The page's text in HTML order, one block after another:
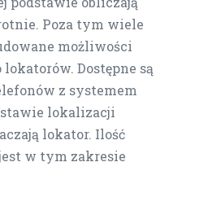
Poza tym wiele
możliwości
Dostępne są
z systemem
lokalizacji
lokator. Ilość
w tym zakresie